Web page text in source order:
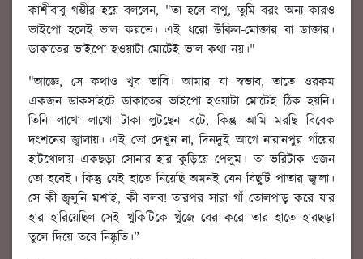
কাশীবাবু গম্ভীর হয়ে বললেন, "তা হলে বাপু, তুমি বরং অন্য কারও
ভাইপো হলেই ভাল করতে। এই ধরো উকিল-মোক্তার বা ডাক্তার।
ডাকাতের ভাইপো হওয়াটা মোটেই ভাল কথা নয়।"
"আজ্ঞে, সে কথাও খুব ভাবি। আমার যা স্বভাব, তাতে ওরকম
একজন ডাকসাইটে ডাকাতের ভাইপো হওয়াটা মোটেই ঠিক হয়নি।
তিনি লাখো লাখো টাকা লুটছেন বটে, কিন্তু আমি মরছি বিবেক
দংশনের জ্বালায়। এই তো দেখুন না, দিনদুই আগে নারানপুর গাঁয়ের
হাটখোলায় একছড়া সোনার হার কুড়িয়ে পেলুম। তা ভরিটাক ওজন
তো হবেই। কিন্তু যেই হাতে নিয়েছি অমনই যেন বিছুটি পাতার জ্বালা।
সে কী জ্বলুনি মশাই, কী বলব! তারপর সারা গাঁ তোলপাড় করে যার
হার হারিয়েছিল সেই খুকিটিকে খুঁজে বের করে তার হাতে হারছড়া
তুলে দিয়ে তবে নিষ্কৃতি।”